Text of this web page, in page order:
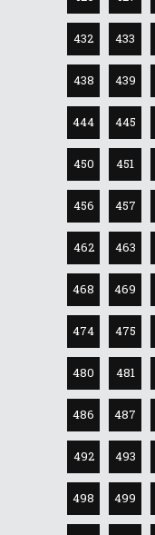
432 433
438 439
444 445
450 451
456 457
462 463
468 469
474 475
480 481
486 487
492 493
498 499